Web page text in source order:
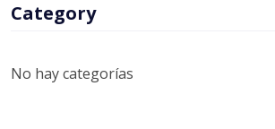
Category
No hay categorías